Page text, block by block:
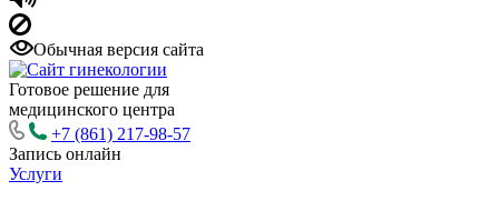
Обычная версия сайта
Готовое решение для
медицинского центра
+7 (861) 217-98-57
Запись онлайн
Услуги